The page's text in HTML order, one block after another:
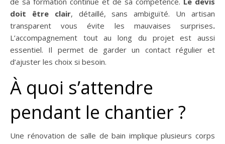
doit être clair, détaillé, sans ambiguïté. Un artisan
transparent vous évite les mauvaises surprises.
L’accompagnement tout au long du projet est aussi
essentiel. Il permet de garder un contact régulier et
d’ajuster les choix si besoin.
À quoi s’attendre
pendant le chantier ?
Une rénovation de salle de bain implique plusieurs corps